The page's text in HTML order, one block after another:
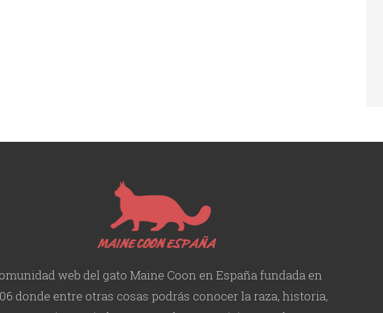
web del gato Maine Coon en España fundada en
donde entre otras cosas podrás conocer la raza, historia,